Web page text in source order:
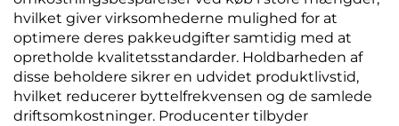
hvilket giver virksomhederne mulighed for at
optimere deres pakkeudgifter samtidig med at
opretholde kvalitetsstandarder. Holdbarheden af
disse beholdere sikrer en udvidet produktlivstid,
hvilket reducerer byttelfrekvensen og de samlede
driftsomkostninger. Producenter tilbyder